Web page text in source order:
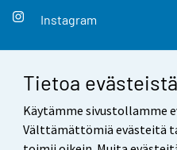
Tietoa evästeistä
Käytämme sivustollamme
Välttämättömiä evästeitä
Instagram
Yhteystiedot
Palaute